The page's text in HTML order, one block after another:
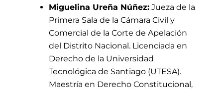
Miguelina Ureña Núñez: Jueza de la
Primera Sala de la Cámara Civil y
Comercial de la Corte de Apelación
del Distrito Nacional. Licenciada en
Derecho de la Universidad
Tecnológica de Santiago (UTESA).
Maestría en Derecho Constitucional,